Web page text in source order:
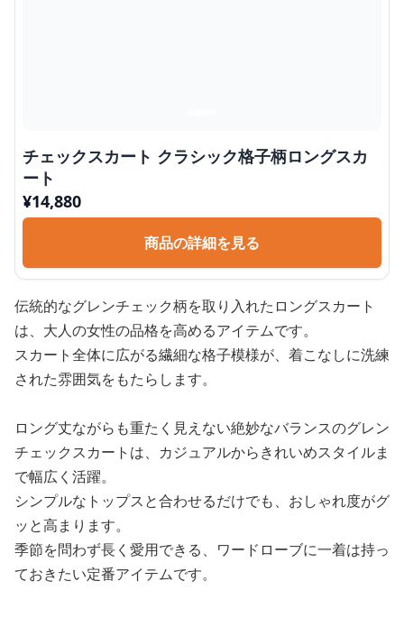
チェックスカート クラシック格子柄ロングスカ
ート
¥14,880
商品の詳細を見る
伝統的なグレンチェック柄を取り入れたロングスカート
は、大人の女性の品格を高めるアイテムです。
スカート全体に広がる繊細な格子模様が、着こなしに洗練
された雰囲気をもたらします。
ロング丈ながらも重たく見えない絶妙なバランスのグレン
チェックスカートは、カジュアルからきれいめスタイルま
で幅広く活躍。
シンプルなトップスと合わせるだけでも、おしゃれ度がグ
ッと高まります。
季節を問わず長く愛用できる、ワードローブに一着は持っ
ておきたい定番アイテムです。